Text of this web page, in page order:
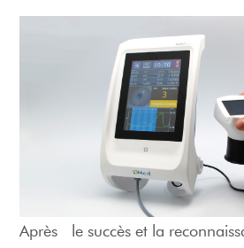
Après le succès et la